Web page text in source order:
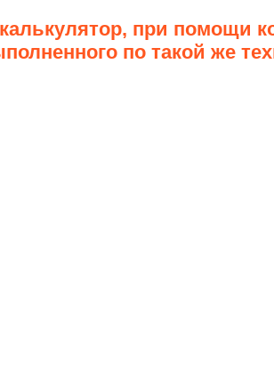
при помощи
по такой же